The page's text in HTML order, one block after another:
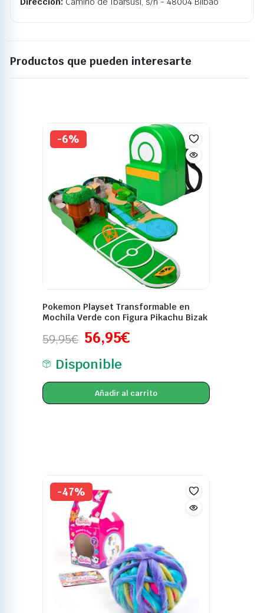
Productos que pueden interesarte
-6%
Pokemon Playset Transformable en
Mochila Verde con Figura Pikachu Bizak
59,95€ 56,95€
Disponible
Añadir al carrito
-47%